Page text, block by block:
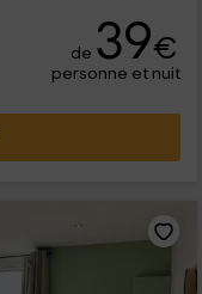
depuis leur terrasse.
de 39€
personne et nuit